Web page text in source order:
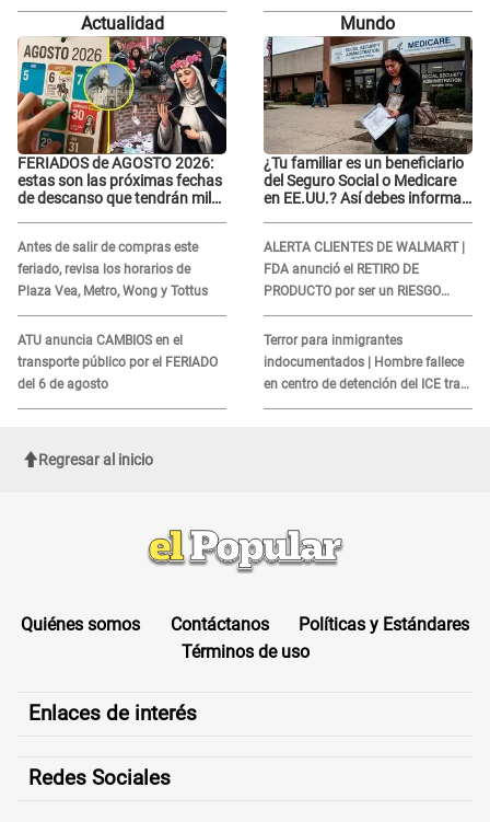
Saldaña contra su tío: "Cómplice"
Saldaña contra su tío: "Cómplice"
Actualidad
FERIADOS de AGOSTO 2026:
estas son las próximas fechas
de descanso que tendrán miles
Antes de salir de compras este
feriado, revisa los horarios de
Plaza Vea, Metro, Wong y Tottus
ATU anuncia CAMBIOS en el
transporte público por el FERIADO
del 6 de agosto
Mundo
¿Tu familiar es un beneficiario
del Seguro Social o Medicare
en EE.UU.? Así debes informar
ALERTA CLIENTES DE WALMART |
FDA anunció el RETIRO DE
PRODUCTO por ser un RIESGO
MORTAL para consumidores: ¿Cuál
es?
Terror para inmigrantes
indocumentados | Hombre fallece
en centro de detención del ICE tras
sufrir una "emergencia médica"
Regresar al inicio
Quiénes somos Contáctanos
Políticas y Estándares
Términos de uso
Enlaces de interés
Redes Sociales